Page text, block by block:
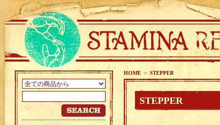
HOME > STEPPER
STEPPER